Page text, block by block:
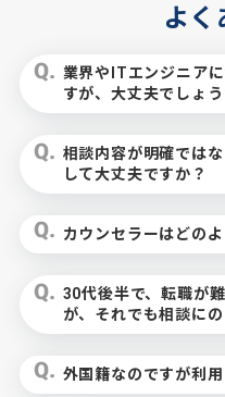
よく
業界やITエンジニア
すが、大丈夫でしょう
相談内容が明確では
して大丈夫ですか？
カウンセラーはどの
30代後半で、転職が
が、それでも相談に
外国籍なのですが利